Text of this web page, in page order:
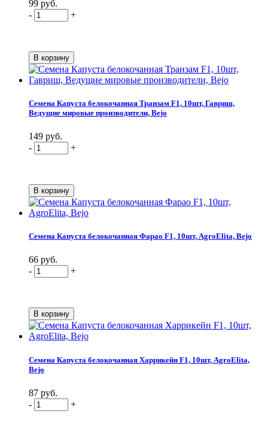
99 руб.
-
+
Семена Капуста белокочанная Транзам F1, 10шт, Гавриш,
Ведущие мировые производители, Bejo
149 руб.
-
+
Семена Капуста белокочанная Фарао F1, 10шт, AgroElita, Bejo
66 руб.
-
+
Семена Капуста белокочанная Харрикейн F1, 10шт, AgroElita,
Bejo
87 руб.
-
+